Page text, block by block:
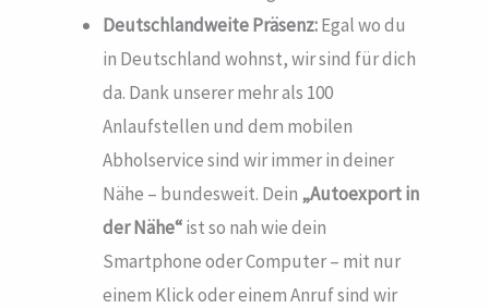
Deutschlandweite Präsenz:Egal wo du
in Deutschland wohnst, wir sind für dich
da. Dank unserer mehr als 100
Anlaufstellen und dem mobilen
Abholservice sind wir immer in deiner
Nähe – bundesweit. Dein „Autoexport in
der Nähe“ist so nah wie dein
Smartphone oder Computer – mit nur
einem Klick oder einem Anruf sind wir